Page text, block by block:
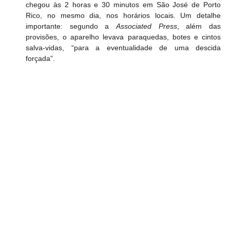
chegou às 2 horas e 30 minutos em São José de Porto
Rico, no mesmo dia, nos horários locais. Um detalhe
importante: segundo a Associated Press, além das
provisões, o aparelho levava paraquedas, botes e cintos
salva-vidas, “para a eventualidade de uma descida
forçada”.